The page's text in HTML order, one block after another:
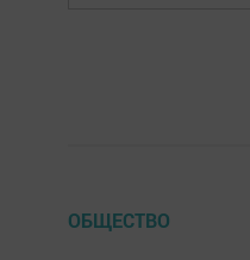
ОБЩЕСТВО